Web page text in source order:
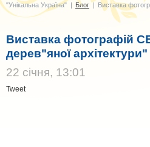
"Унікальна Україна" | Блог | Виставка
Виставка фотографій
дерев"яної
22 cічня, 13:01
Tweet